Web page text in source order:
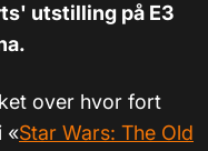
utstilling på E3
over hvor fort
«Star Wars: The Old